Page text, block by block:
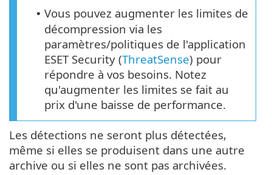
• Vous pouvez augmenter les limites de
décompression via les
paramètres/politiques de l'application
ESET Security (ThreatSense) pour
répondre à vos besoins. Notez
qu'augmenter les limites se fait au
prix d'une baisse de performance.
Les détections ne seront plus détectées,
même si elles se produisent dans une autre
archive ou si elles ne sont pas archivées.